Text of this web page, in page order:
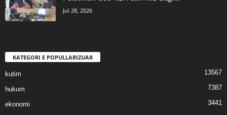
Jul 28, 2026
KATEGORI E POPULLARIZUAR
kutim 13567
hukum 7387
ekonomi
3441